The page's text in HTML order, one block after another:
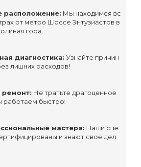
расположение: Мы находимся вс
от метро Шоссе Энтузиастов в
гора.
диагностика: Узнайте причин
лишних расходов!
Не тратьте драгоценное
быстро!
мастера: Наши спе
и знают своё дел